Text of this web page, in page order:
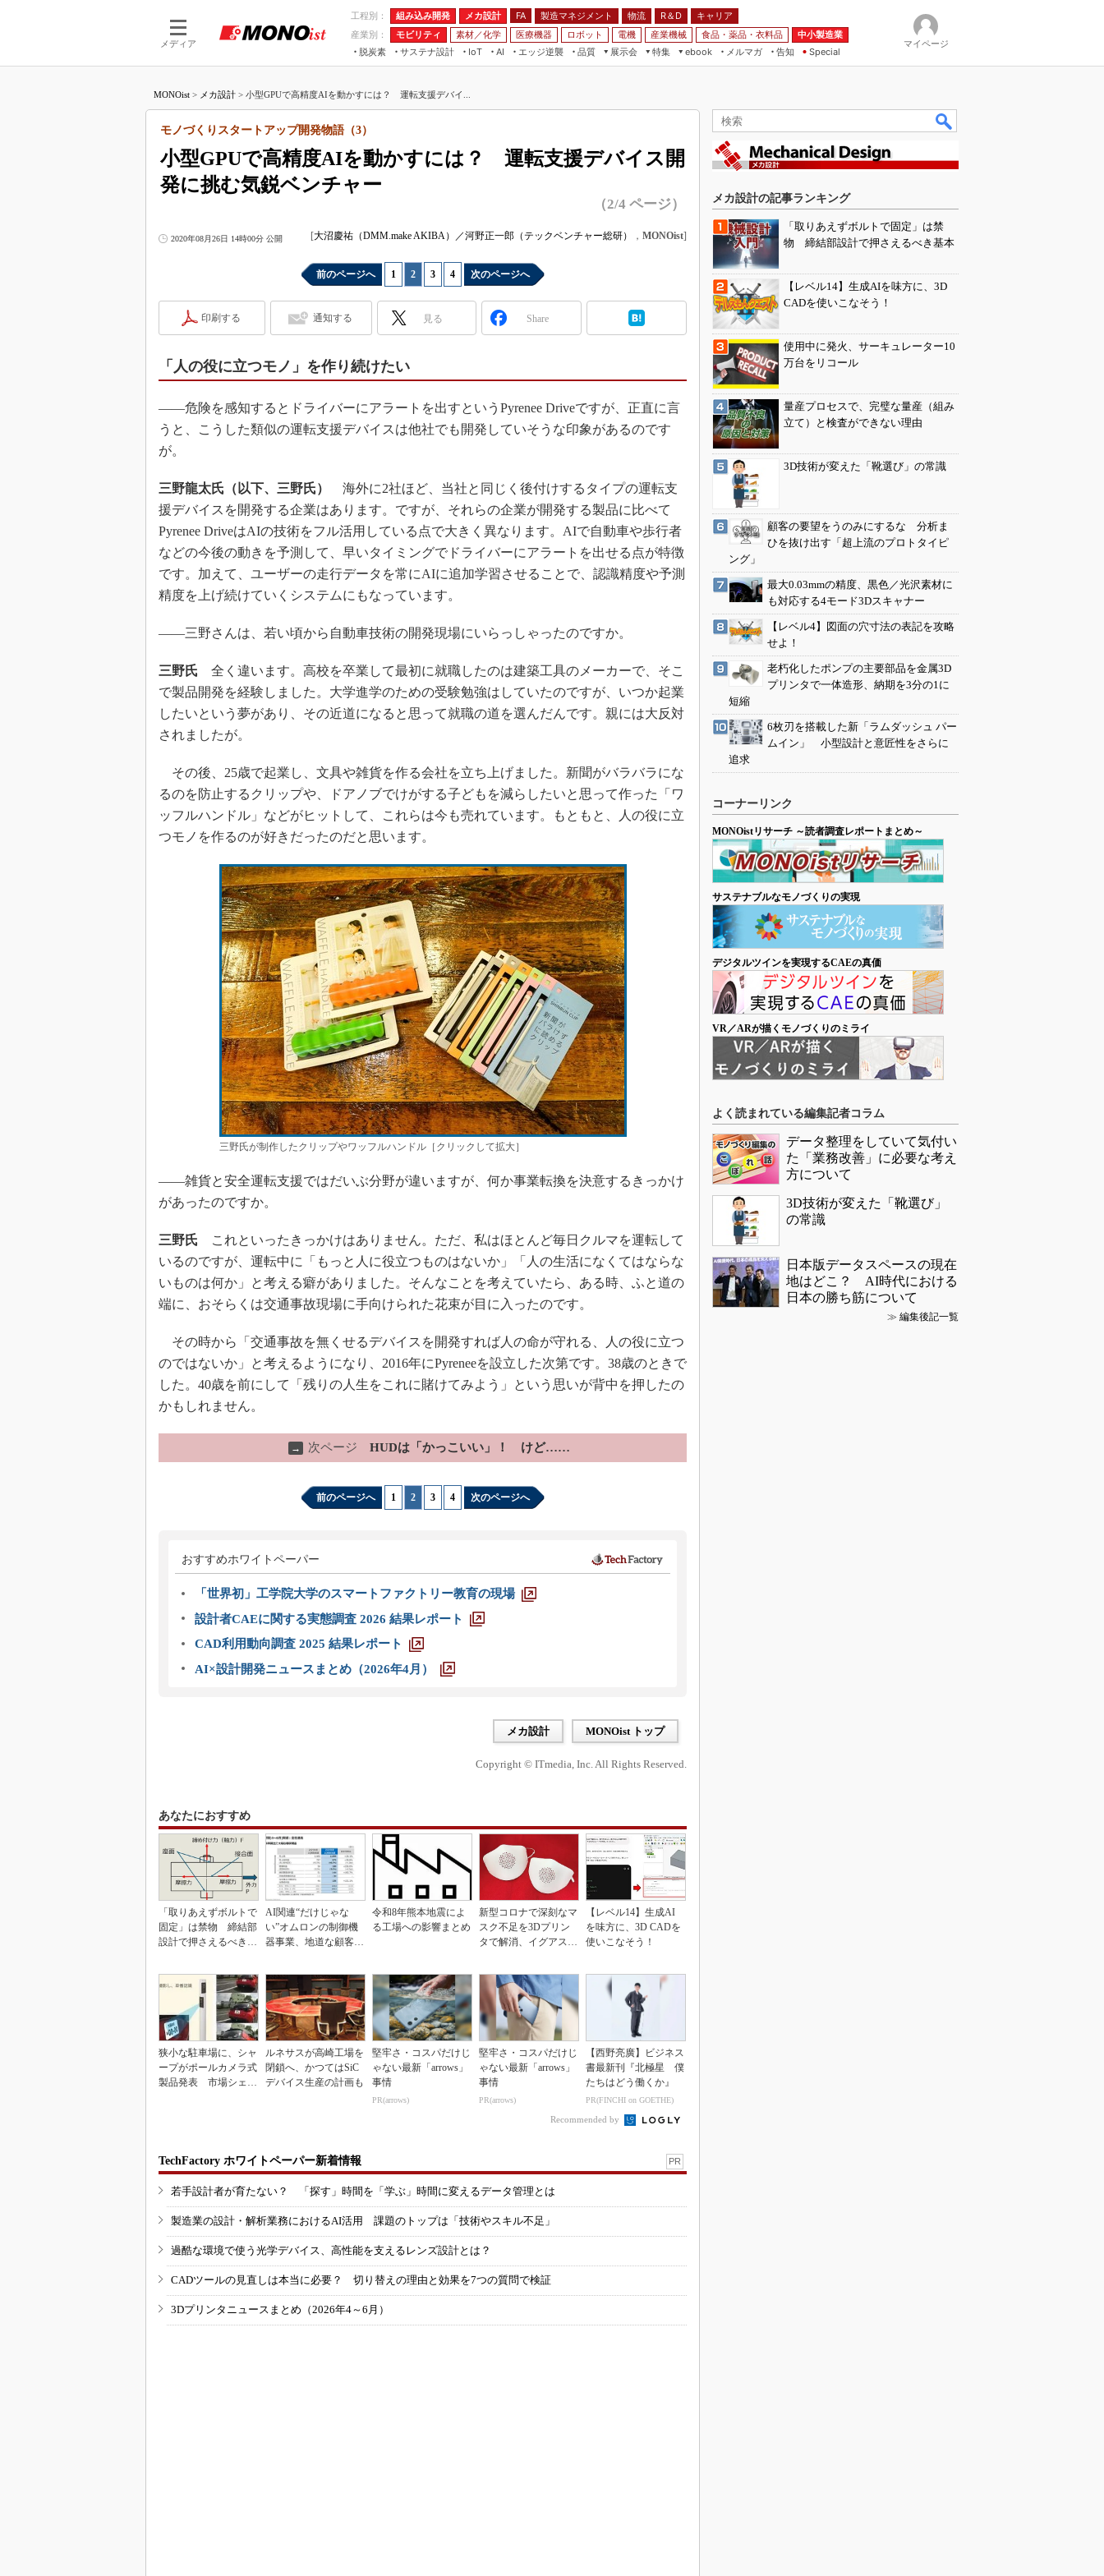
メディア
工程別： 組み込み開発 メカ設計 FA 製造マネジメント 物流 R＆D
キャリア
産業別：
モビリティ 素材／化学 医療機器 ロボット 電機 産業機械 食品・薬品・衣料品
中小製造業
脱炭素
サステナ設計
IoT
つながる工場
つながるサービス
AI
AI×設備保全
Physical AI
エッジ逆襲 品質
展示会
JIMTOF
IIFES
TECHNO-FRONTIER
スマート工場EXPO
日本ものづくりワールド
産業オープンネット展
特集
VR／AR
フィールドサービス
Windows Embedded
ISO26262
S＆OP
メイドインジャパン
植物工場
知財マネジメント
グローバル設計・開発
新型コロナへの対応
ebook
FA
モビリティ
メルマガ
告知 Special
マイページ
MONOist > メカ設計 > 小型GPUで高精度AIを動かすには？ 運転支援デバイ...
小型GPUで高精度AIを動かすには？ 運転支援デバイス開
発に挑む気鋭ベンチャー
モノづくりスタートアップ開発物語（3）
（2/4 ページ）
2020年08月26日 14時00分 公開 [大沼慶祐（DMM.make AKIBA）／河野正一郎（テックベンチャー総研） ， MONOist]
前のページへ 1 2 3 4 次のページへ
印刷する 通知する 見る Share
「人の役に立つモノ」を作り続けたい
――危険を感知するとドライバーにアラートを出すというPyrenee Driveですが、正直に言
うと、こうした類似の運転支援デバイスは他社でも開発していそうな印象があるのです
が。
三野龍太氏（以下、三野氏）
海外に2社ほど、当社と同じく後付けするタイプの運転支
援デバイスを開発する企業はあります。ですが、それらの企業が開発する製品に比べて
Pyrenee DriveはAIの技術をフル活用している点で大きく異なります。AIで自動車や歩行者
などの今後の動きを予測して、早いタイミングでドライバーにアラートを出せる点が特徴
です。加えて、ユーザーの走行データを常にAIに追加学習させることで、認識精度や予測
精度を上げ続けていくシステムにもなっています。
――三野さんは、若い頃から自動車技術の開発現場にいらっしゃったのですか。
三野氏 全く違います。高校を卒業して最初に就職したのは建築工具のメーカーで、そこ
で製品開発を経験しました。大学進学のための受験勉強はしていたのですが、いつか起業
したいという夢があり、その近道になると思って就職の道を選んだんです。親には大反対
されましたが。
その後、25歳で起業し、文具や雑貨を作る会社を立ち上げました。新聞がバラバラにな
るのを防止するクリップや、ドアノブでけがする子どもを減らしたいと思って作った「ワ
ッフルハンドル」などがヒットして、これらは今も売れています。もともと、人の役に立
つモノを作るのが好きだったのだと思います。
三野氏が制作したクリップやワッフルハンドル［クリックして拡大］
――雑貨と安全運転支援ではだいぶ分野が違いますが、何か事業転換を決意するきっかけ
があったのですか。
三野氏 これといったきっかけはありません。ただ、私はほとんど毎日クルマを運転して
いるのですが、運転中に「もっと人に役立つものはないか」「人の生活になくてはならな
いものは何か」と考える癖がありました。そんなことを考えていたら、ある時、ふと道の
端に、おそらくは交通事故現場に手向けられた花束が目に入ったのです。
その時から「交通事故を無くせるデバイスを開発すれば人の命が守れる、人の役に立つ
のではないか」と考えるようになり、2016年にPyreneeを設立した次第です。38歳のときで
した。40歳を前にして「残りの人生をこれに賭けてみよう」という思いが背中を押したの
かもしれません。
→ 次ページ HUDは「かっこいい」！ けど……
前のページへ 1 2 3 4 次のページへ
おすすめホワイトペーパー
「世界初」工学院大学のスマートファクトリー教育の現場
設計者CAEに関する実態調査 2026 結果レポート
CAD利用動向調査 2025 結果レポート
AI×設計開発ニュースまとめ（2026年4月）
メカ設計 MONOist トップ
Copyright © ITmedia, Inc. All Rights Reserved.
あなたにおすすめ
「取りあえずボルトで
固定」は禁物 締結部
設計で押さえるべき基
AI関連“だけじゃな
い”オムロンの制御機
器事業、地道な顧客基
令和8年熊本地震によ
る工場への影響まとめ
新型コロナで深刻なマ
スク不足を3Dプリン
タで解消、イグアスが
【レベル14】生成AI
を味方に、3D CADを
使いこなそう！
狭小な駐車場に、シャ
ープがポールカメラ式
製品発表 市場シェア
ルネサスが高崎工場を
閉鎖へ、かつてはSiC
デバイス生産の計画も
堅牢さ・コスパだけじ
ゃない最新「arrows」
事情
PR(arrows)
堅牢さ・コスパだけじ
ゃない最新「arrows」
事情
PR(arrows)
【西野亮廣】ビジネス
書最新刊『北極星 僕
たちはどう働くか』
PR(FINCHI on GOETHE)
Recommended by
TechFactory ホワイトペーパー新着情報 PR
若手設計者が育たない？ 「探す」時間を「学ぶ」時間に変えるデータ管理とは
製造業の設計・解析業務におけるAI活用 課題のトップは「技術やスキル不足」
過酷な環境で使う光学デバイス、高性能を支えるレンズ設計とは？
CADツールの見直しは本当に必要？ 切り替えの理由と効果を7つの質問で検証
3Dプリンタニュースまとめ（2026年4～6月）
メカ設計の記事ランキング
「取りあえずボルトで固定」は禁
物 締結部設計で押さえるべき基本
【レベル14】生成AIを味方に、3D
CADを使いこなそう！
使用中に発火、サーキュレーター10
万台をリコール
量産プロセスで、完璧な量産（組み
立て）と検査ができない理由
3D技術が変えた「靴選び」の常識
顧客の要望をうのみにするな 分析ま
ひを抜け出す「超上流のプロトタイピ
ング」
最大0.03mmの精度、黒色／光沢素材に
も対応する4モード3Dスキャナー
【レベル4】図面の穴寸法の表記を攻略
せよ！
老朽化したポンプの主要部品を金属3D
プリンタで一体造形、納期を3分の1に
短縮
6枚刃を搭載した新「ラムダッシュ パー
ムイン」 小型設計と意匠性をさらに
追求
コーナーリンク
MONOistリサーチ ～読者調査レポートまとめ～
サステナブルなモノづくりの実現
デジタルツインを実現するCAEの真価
VR／ARが描くモノづくりのミライ
よく読まれている編集記者コラム
データ整理をしていて気付い
た「業務改善」に必要な考え
方について
3D技術が変えた「靴選び」
の常識
日本版データスペースの現在
地はどこ？ AI時代における
日本の勝ち筋について
≫ 編集後記一覧